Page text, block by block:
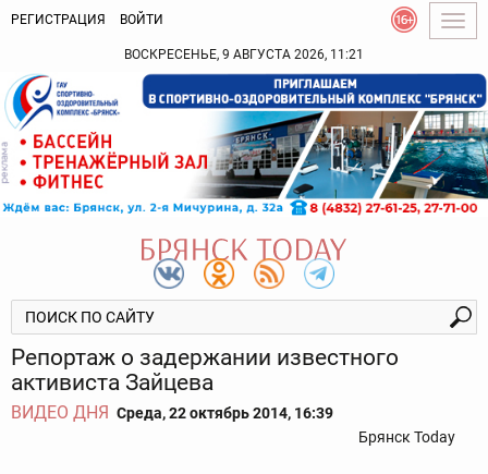
РЕГИСТРАЦИЯ ВОЙТИ
ВОСКРЕСЕНЬЕ, 9 АВГУСТА 2026, 11:21
Репортаж о задержании известного
активиста Зайцева
ВИДЕО ДНЯ Среда, 22 октябрь 2014, 16:39
Брянск Today